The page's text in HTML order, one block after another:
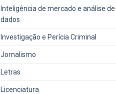
Inteligência de mercado e análise de
dados
Investigação e Perícia Criminal
Jornalismo
Letras
Licenciatura